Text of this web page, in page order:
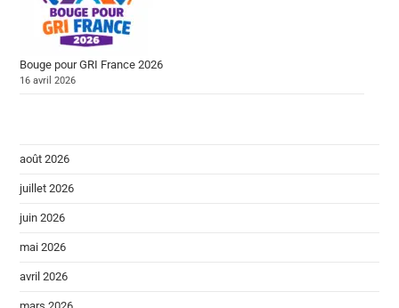
Bouge pour GRI France 2026
16 avril 2026
août 2026
juillet 2026
juin 2026
mai 2026
avril 2026